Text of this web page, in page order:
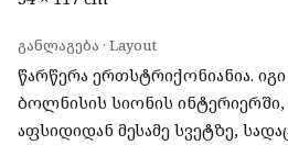
განლაგება · Layout
წარწერა ერთსტრიქონიანია.
ბოლნისის სიონის
აფსიდიდან მესამე სვეტზე,